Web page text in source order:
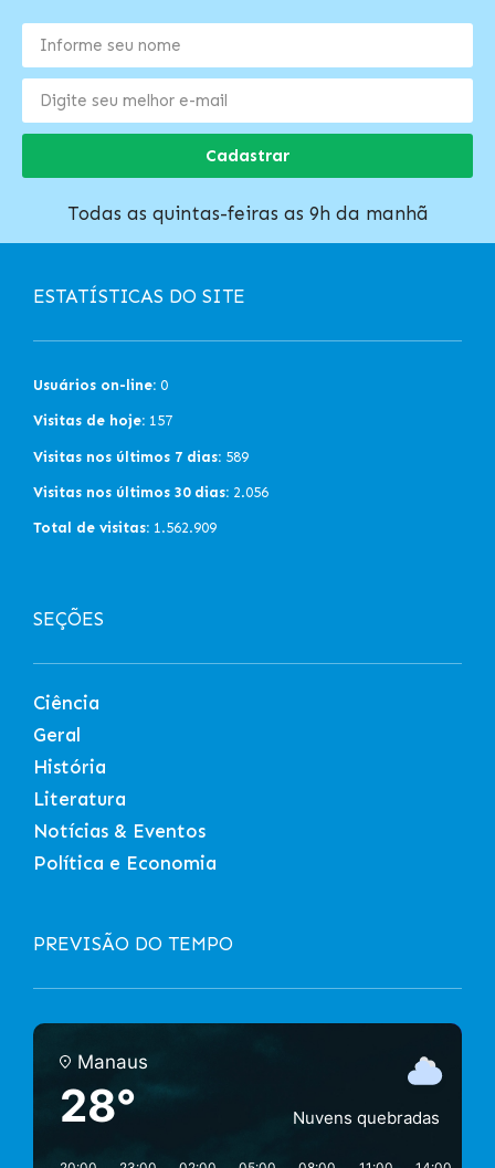
Cadastrar
Todas as quintas-feiras as 9h da manhã
ESTATÍSTICAS DO SITE
Usuários on-line: 0
Visitas de hoje: 157
Visitas nos últimos 7 dias: 589
Visitas nos últimos 30 dias: 2.056
Total de visitas: 1.562.909
SEÇÕES
Ciência
Geral
História
Literatura
Notícias & Eventos
Política e Economia
PREVISÃO DO TEMPO
Manaus
28° Nuvens quebradas